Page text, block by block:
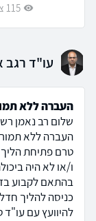
115 צפיות
עו"ד רגב
העברה ללא
שלום רב נאמן
טרם פתיחת הליך
ו/או לא היה
כניסה להליך
להיוועץ עם